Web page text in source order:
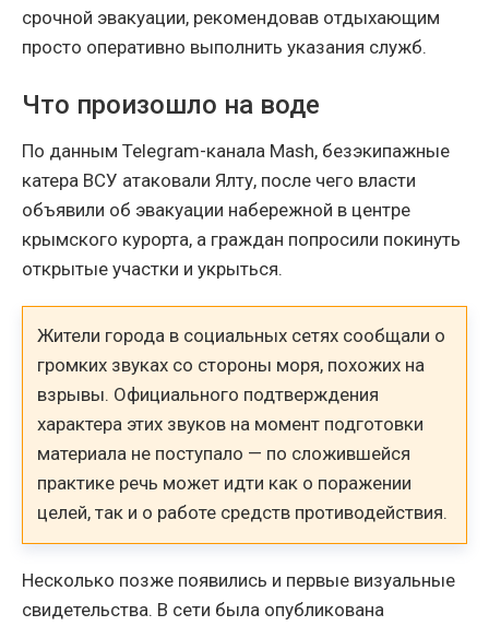
срочной эвакуации, рекомендовав отдыхающим
просто оперативно выполнить указания служб.
Что произошло на воде
По данным Telegram-канала Mash, безэкипажные
катера ВСУ атаковали Ялту, после чего власти
объявили об эвакуации набережной в центре
крымского курорта, а граждан попросили покинуть
открытые участки и укрыться.
Жители города в социальных сетях сообщали о
громких звуках со стороны моря, похожих на
взрывы. Официального подтверждения
характера этих звуков на момент подготовки
материала не поступало — по сложившейся
практике речь может идти как о поражении
целей, так и о работе средств противодействия.
Несколько позже появились и первые визуальные
свидетельства. В сети была опубликована